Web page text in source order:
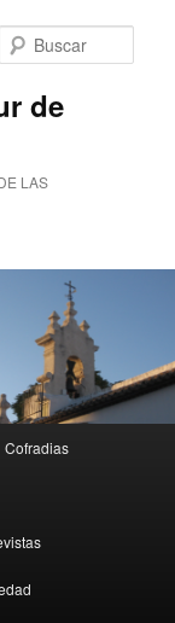
de
LAS
Cofradias